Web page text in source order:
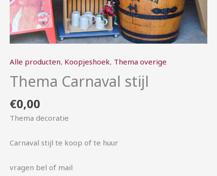
Alle producten, Koopjeshoek, Thema overige
Thema Carnaval stijl
€0,00
Thema decoratie
Carnaval stijl te koop of te huur
vragen bel of mail